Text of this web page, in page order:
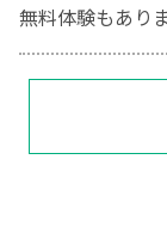
無料体験もあり